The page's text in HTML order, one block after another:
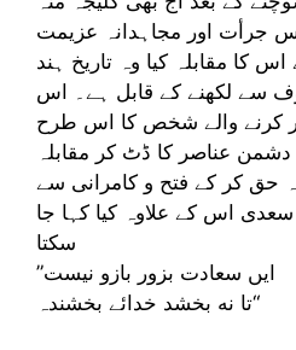
جرأت اور مجاہدانہ عزیمت
کا مقابلہ کیا وہ تاریخ ہند
سے لکھنے کے قابل ہے۔ اس
کرنے والے شخص کا اس طرح
دشمن عناصر کا ڈٹ کر مقابلہ
حق کر کے فتح و کامرانی سے
سعدی اس کے علاوہ کیا کہا جا
سکتا
”ایں سعادت بزور بازو نیست
تا نه بخشد خدائے بخشندہ“